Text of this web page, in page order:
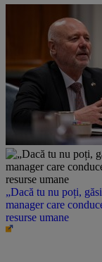
„Dacă tu nu poți,
manager care
resurse umane